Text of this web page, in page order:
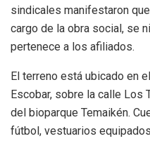
sindicales manifestaron
cargo de la obra social, se
pertenece a los afiliados.
El terreno está ubicado en
Escobar, sobre la calle Los
del bioparque Temaikén.
fútbol, vestuarios